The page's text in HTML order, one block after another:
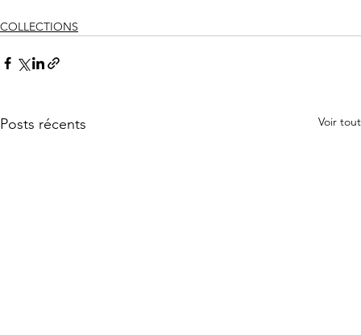
COLLECTIONS
Posts récents Voir tout